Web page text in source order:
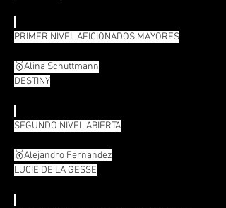
PRIMER NIVEL AFICIONADOS MAYORES
🥇Alina Schuttmann
DESTINY
SEGUNDO NIVEL ABIERTA
🥇Alejandro Fernandez
LUCIE DE LA GESSE